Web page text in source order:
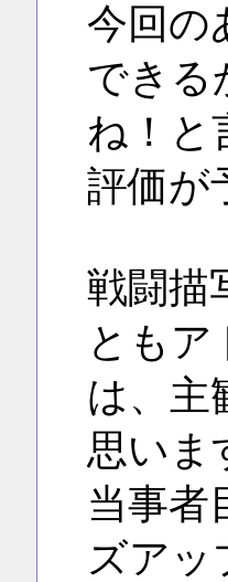
今回の
できる
ね！と
評価が
戦闘描
とも
は、主
思いま
当事者
ズアッ